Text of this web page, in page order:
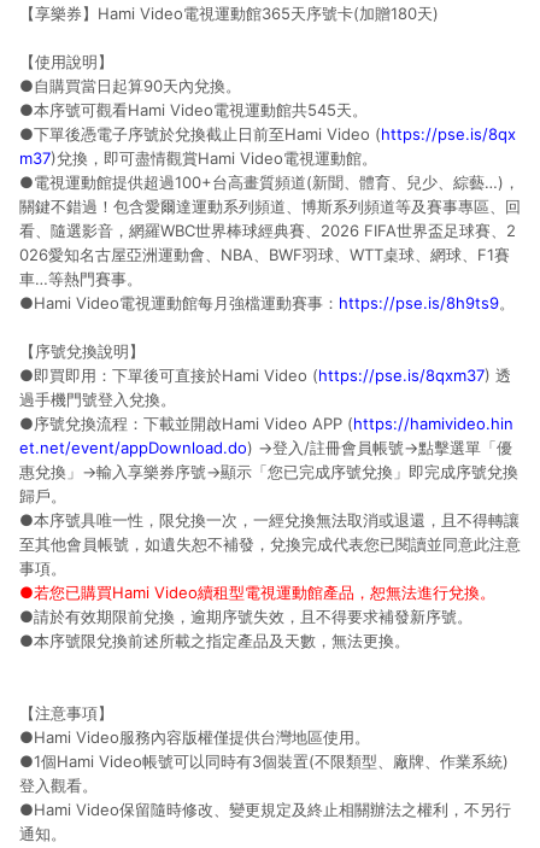
【享樂券】Hami Video電視運動館365天序號卡(加贈180天)
【使用說明】
●自購買當日起算90天內兌換。
●本序號可觀看Hami Video電視運動館共545天。
●下單後憑電子序號於兌換截止日前至Hami Video (https://pse.is/8qx
m37)兌換，即可盡情觀賞Hami Video電視運動館。
●電視運動館提供超過100+台高畫質頻道(新聞、體育、兒少、綜藝…)，
關鍵不錯過！包含愛爾達運動系列頻道、博斯系列頻道等及賽事專區、回
看、隨選影音，網羅WBC世界棒球經典賽、2026 FIFA世界盃足球賽、2
026愛知名古屋亞洲運動會、NBA、BWF羽球、WTT桌球、網球、F1賽
車…等熱門賽事。
●Hami Video電視運動館每月強檔運動賽事： https://pse.is/8h9ts9。
【序號兌換說明】
●即買即用：下單後可直接於Hami Video (https://pse.is/8qxm37) 透
過手機門號登入兌換。
●序號兌換流程：下載並開啟Hami Video APP (https://hamivideo.hin
et.net/event/appDownload.do) →登入/註冊會員帳號→點擊選單「優
惠兌換」→輸入享樂券序號→顯示「您已完成序號兌換」即完成序號兌換
歸戶。
●本序號具唯一性，限兌換一次，一經兌換無法取消或退還，且不得轉讓
至其他會員帳號，如遺失恕不補發，兌換完成代表您已閱讀並同意此注意
事項。
●若您已購買Hami Video續租型電視運動館產品，恕無法進行兌換。
●請於有效期限前兌換，逾期序號失效，且不得要求補發新序號。
●本序號限兌換前述所載之指定產品及天數，無法更換。
【注意事項】
●Hami Video服務內容版權僅提供台灣地區使用。
●1個Hami Video帳號可以同時有3個裝置(不限類型、廠牌、作業系統)
登入觀看。
●Hami Video保留隨時修改、變更規定及終止相關辦法之權利，不另行
通知。